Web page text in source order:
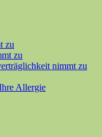
zu
zu
nimmt zu
Allergie